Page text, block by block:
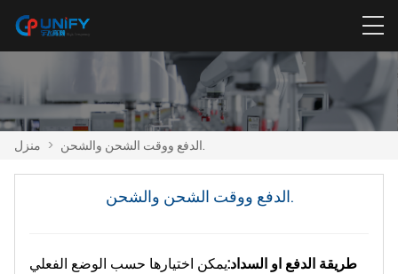
منزل > الدفع ووقت الشحن والشحن.
الدفع ووقت الشحن والشحن.
طريقة الدفع او السداد:يمكن اختيارها حسب الوضع الفعلي